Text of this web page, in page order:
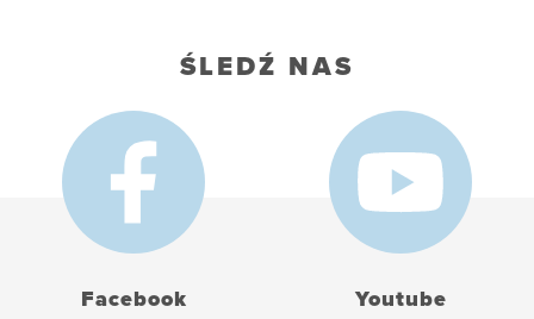
ŚLEDŹ NAS
Facebook Youtube